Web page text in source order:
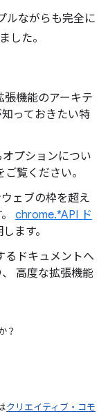
ルながらも完全に
した。
張機能のアーキテ
っておきたい特
プションについ
ご覧ください。
ェブの枠を超え
chrome.*API ド
ます。
るドキュメントへ
高度な拡張機能
？
クリエイティブ・コモ